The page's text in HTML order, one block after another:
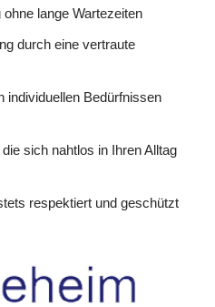
lange Wartezeiten
durch eine vertraute
individuellen Bedürfnissen
sich nahtlos in Ihren Alltag
respektiert und geschützt